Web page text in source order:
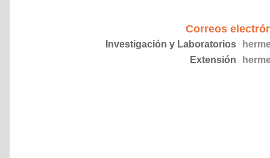
Correos
Investigación y Laboratorios
Extensión